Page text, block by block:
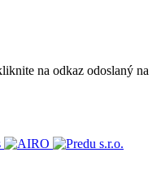
na odkaz odoslaný na